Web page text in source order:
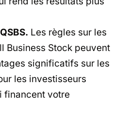
Les règles sur les
Business Stock peuvent
significatifs sur les
les investisseurs
financent votre